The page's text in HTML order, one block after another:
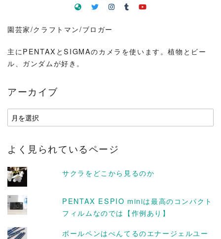
園芸家/クラフトマン/ブロガー
主にPENTAXとSIGMAのカメラを使います。植物とビー
ル、ガンダムが好き。
アーカイブ
ア
ー
イ
よく見られているページ
サクラをどこから見るのか
PENTAX ESPIO miniは最高のコンパクト
フィルムなのでは【作例あり】
ボールペンはぺんてるのエナージェルユー